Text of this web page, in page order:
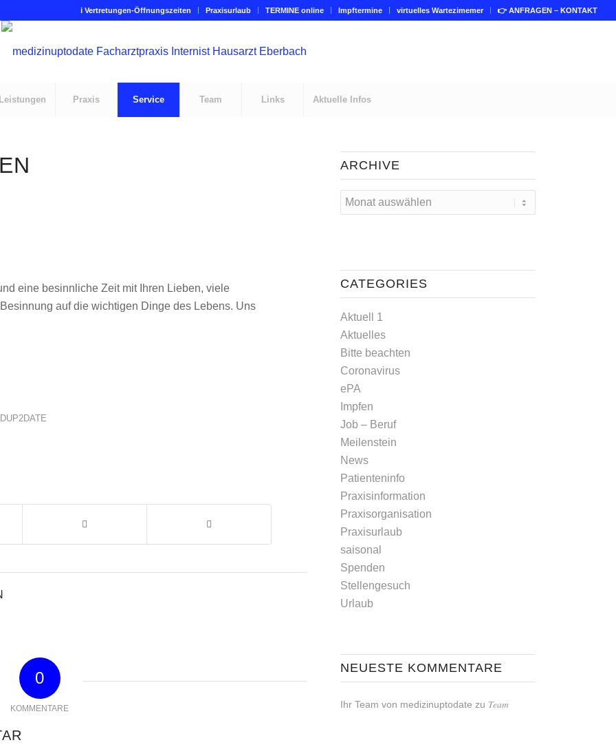
ℹ Vertretungen-Öffnungszeiten Praxisurlaub TERMINE online Impftermine virtuelles Wartezimemer 👉 ANFRAGEN – KONTAKT
Leistungen Praxis Service Team Links Aktuelle Infos
eine besinnliche Zeit mit Ihren Lieben, viele
auf die wichtigen Dinge des Lebens. Uns
0
KOMMENTARE
ARCHIVE
CATEGORIES
Aktuell 1
Aktuelles
Bitte beachten
Coronavirus
ePA
Impfen
Job – Beruf
Meilenstein
News
Patienteninfo
Praxisinformation
Praxisorganisation
Praxisurlaub
saisonal
Spenden
Stellengesuch
Urlaub
NEUESTE KOMMENTARE
Ihr Team von medizinuptodate zu Team